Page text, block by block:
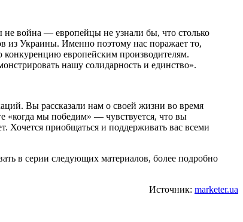
война — европейцы не узнали бы, что столько
из Украины. Именно поэтому нас поражает то,
европейским производителям.
нашу солидарность и единство».
Вы рассказали нам о своей жизни во время
«когда мы победим» — чувствуется, что вы
Хочется приобщаться и поддерживать вас всеми
в серии следующих материалов, более подробно
Источник: marketer.ua